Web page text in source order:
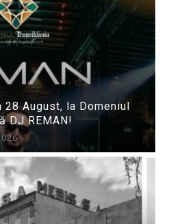
28 August, la Domeniul
DJ REMAN!